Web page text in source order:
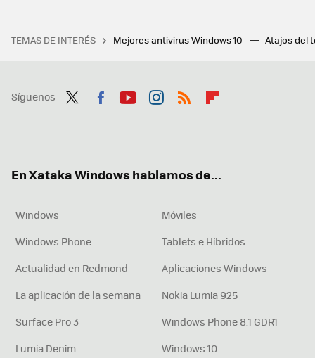
TEMAS DE INTERÉS Mejores antivirus Windows 10 Atajos del
Síguenos
En Xataka Windows hablamos de...
Windows
Móviles
Windows Phone
Tablets e Híbridos
Actualidad en Redmond
Aplicaciones Windows
La aplicación de la semana
Nokia Lumia 925
Surface Pro 3
Windows Phone 8.1 GDR1
Lumia Denim
Windows 10